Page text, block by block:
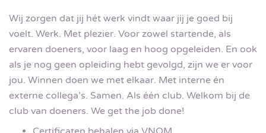
Wij zorgen dat jij hét werk vindt waar jij je goed bij
voelt. Werk. Met plezier. Voor zowel startende, als
ervaren doeners, voor laag en hoog opgeleiden. En ook
als je nog geen opleiding hebt gevolgd, zijn we er voor
jou. Winnen doen we met elkaar. Met interne én
externe collega’s. Samen. Als één club. Welkom bij de
club van doeners. We get the job done!